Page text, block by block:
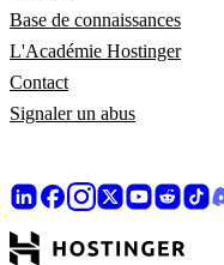
Base de connaissances
L'Académie Hostinger
Contact
Signaler un abus